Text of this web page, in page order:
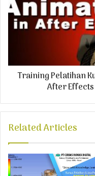
Training Pelatihan
After
Related Articles